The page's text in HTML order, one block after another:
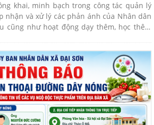
khai, minh bạch trong công tác quản lý
nhận và xử lý các phản ánh của Nhân dân
cũng như hoạt động dạy thêm, học thêm
thoại đường dây nóng tiếp nhận thông
trên địa bàn xã.